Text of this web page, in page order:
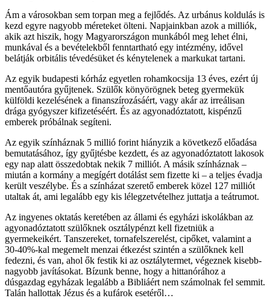
Ám a városokban sem torpan meg a fejlődés. Az urbánus koldulás is
kezd egyre nagyobb méreteket ölteni. Napjainkban azok a milliók,
akik azt hiszik, hogy Magyarországon munkából meg lehet élni,
munkával és a bevételekből fenntartható egy intézmény, idővel
belátják orbitális tévedésüket és kénytelenek a markukat tartani.
Az egyik budapesti kórház egyetlen rohamkocsija 13 éves, ezért új
mentőautóra gyűjtenek. Szülők könyörögnek beteg gyermekük
külföldi kezelésének a finanszírozásáért, vagy akár az irreálisan
drága gyógyszer kifizetéséért. És az agyonadóztatott, kispénzű
emberek próbálnak segíteni.
Az egyik színháznak 5 millió forint hiányzik a következő előadása
bemutatásához, így gyűjtésbe kezdett, és az agyonadóztatott lakosok
egy nap alatt összedobtak nekik 7 milliót. A másik színháznak –
miután a kormány a megígért dotálást sem fizette ki – a teljes évadja
került veszélybe. És a színházat szerető emberek közel 127 milliót
utaltak át, ami legalább egy kis lélegzetvételhez juttatja a teátrumot.
Az ingyenes oktatás keretében az állami és egyházi iskolákban az
agyonadóztatott szülőknek osztálypénzt kell fizetniük a
gyermekeikért. Tanszereket, tornafelszerelést, cipőket, valamint a
30-40%-kal megemelt menzai étkezést szintén a szülőknek kell
fedezni, és van, ahol ők festik ki az osztálytermet, végeznek kisebb-
nagyobb javításokat. Bízunk benne, hogy a hittanórához a
dúsgazdag egyházak legalább a Bibliáért nem számolnak fel semmit.
Talán hallottak Jézus és a kufárok esetéről…